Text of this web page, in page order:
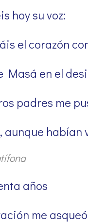
hoy su voz:
el corazón
Masá en el
padres me
aunque habían
años
me